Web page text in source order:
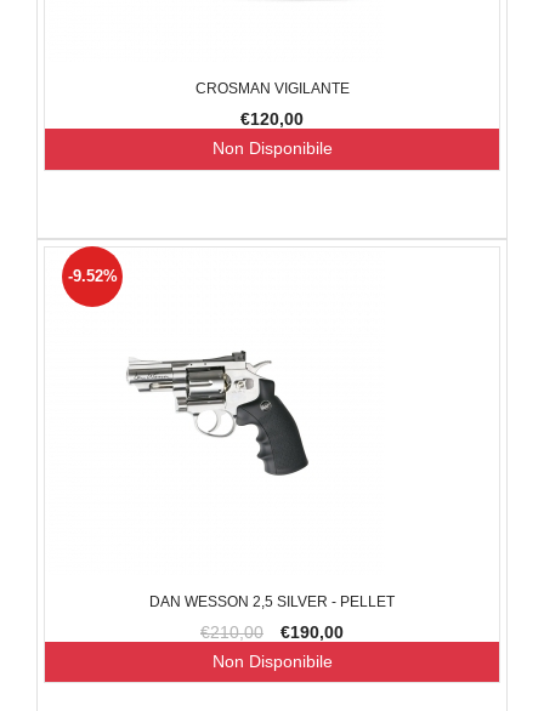
CROSMAN VIGILANTE
€120,00
Non Disponibile
DAN WESSON 2,5 SILVER - PELLET
€210,00 €190,00
-9.52%
Non Disponibile